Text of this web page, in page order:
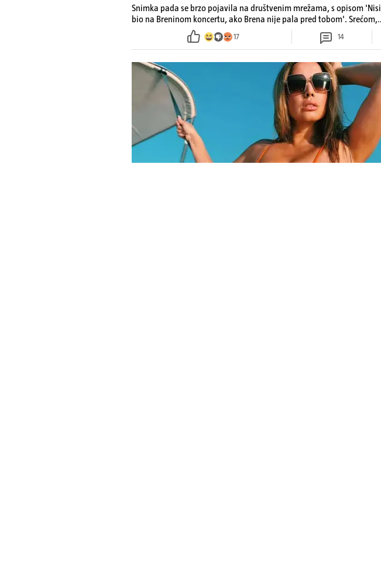
Snimka pada se brzo pojavila na društvenim mrežama, s opisom 'Nisi
bio na Breninom koncertu, ako Brena nije pala pred tobom'. Srećom,
pjevačica se nije ozlijedila nego je s osmijehom nastavila pjevati
17 14